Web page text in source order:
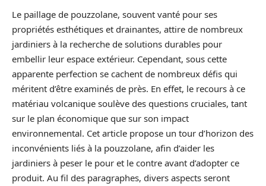
Le paillage de pouzzolane, souvent vanté pour ses
propriétés esthétiques et drainantes, attire de nombreux
jardiniers à la recherche de solutions durables pour
embellir leur espace extérieur. Cependant, sous cette
apparente perfection se cachent de nombreux défis qui
méritent d’être examinés de près. En effet, le recours à ce
matériau volcanique soulève des questions cruciales, tant
sur le plan économique que sur son impact
environnemental. Cet article propose un tour d’horizon des
inconvénients liés à la pouzzolane, afin d’aider les
jardiniers à peser le pour et le contre avant d’adopter ce
produit. Au fil des paragraphes, divers aspects seront